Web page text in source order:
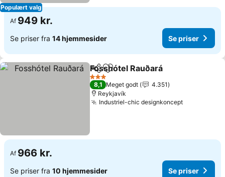
Populært valg
Af 949 kr.
Se priser fra 14 hjemmesider Se priser
Del Føj til favoritter
Fosshótel Rauðará
3 Stjerner
8,1 Meget godt
4.351
Reykjavík
Industriel-chic designkoncept
Af 966 kr.
Se priser fra 10 hjemmesider Se priser